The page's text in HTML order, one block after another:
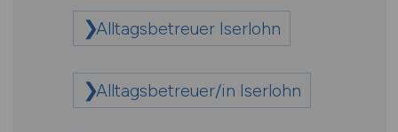
Alltagsbetreuer Iserlohn
Alltagsbetreuer/in Iserlohn